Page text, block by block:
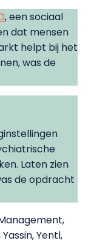
, een sociaal
dat mensen
helpt bij het
was de
Laten zien
de opdracht
Yentl,